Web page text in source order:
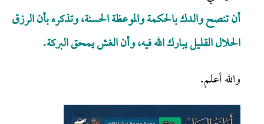
أن تنصح والدك بالحكمة والموعظة الحسنة، وتذكره بأن الرزق
الحلال القليل يبارك الله فيه، وأن الغش يمحق البركة.
والله أعلم.